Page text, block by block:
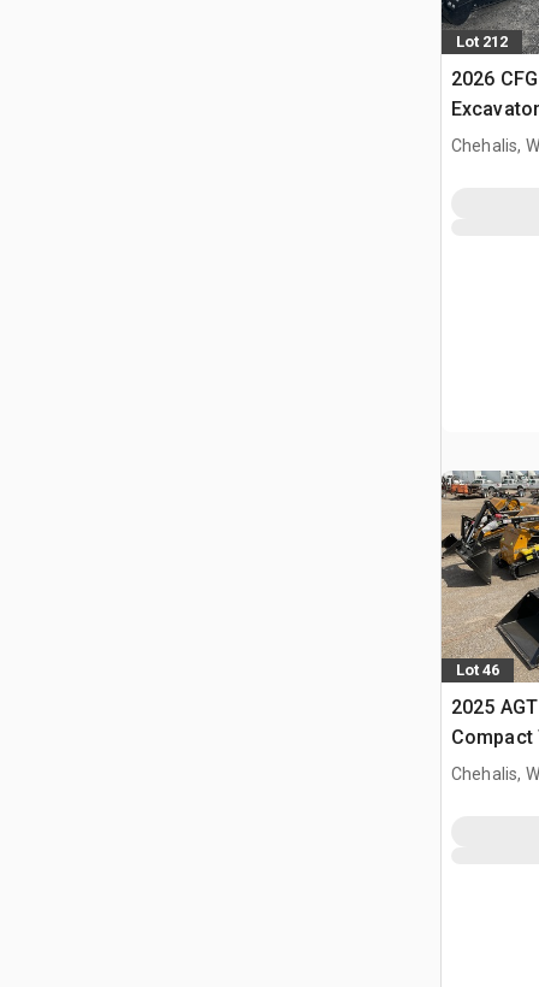
Lot 212
2026
Chehalis,
Lot 46
2025
Compact
(Unused)
Chehalis,